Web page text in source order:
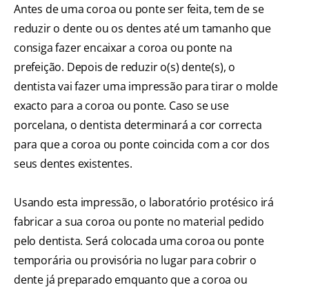
Antes de uma coroa ou ponte ser feita, tem de se
reduzir o dente ou os dentes até um tamanho que
consiga fazer encaixar a coroa ou ponte na
prefeição. Depois de reduzir o(s) dente(s), o
dentista vai fazer uma impressão para tirar o molde
exacto para a coroa ou ponte. Caso se use
porcelana, o dentista determinará a cor correcta
para que a coroa ou ponte coincida com a cor dos
seus dentes existentes.
Usando esta impressão, o laboratório protésico irá
fabricar a sua coroa ou ponte no material pedido
pelo dentista. Será colocada uma coroa ou ponte
temporária ou provisória no lugar para cobrir o
dente já preparado emquanto que a coroa ou